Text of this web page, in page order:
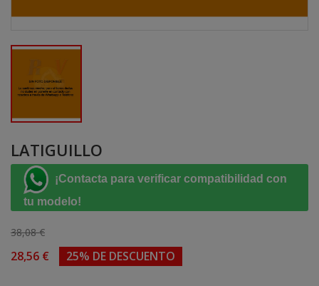
LATIGUILLO
¡Contacta para verificar compatibilidad con
tu modelo!
38,08 €
28,56 € 25% DE DESCUENTO